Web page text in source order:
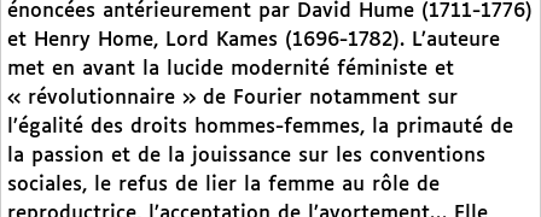
énoncées antérieurement par David Hume (1711-1776)
et Henry Home, Lord Kames (1696-1782). L’auteure
met en avant la lucide modernité féministe et
« révolutionnaire » de Fourier notamment sur
l’égalité des droits hommes-femmes, la primauté de
la passion et de la jouissance sur les conventions
sociales, le refus de lier la femme au rôle de